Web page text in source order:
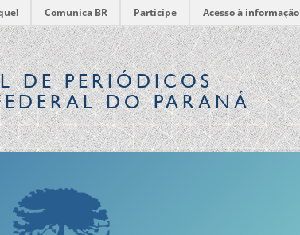
Comunica BR Participe Acesso à informação
DE PERIÓDICOS
DO PARANÁ